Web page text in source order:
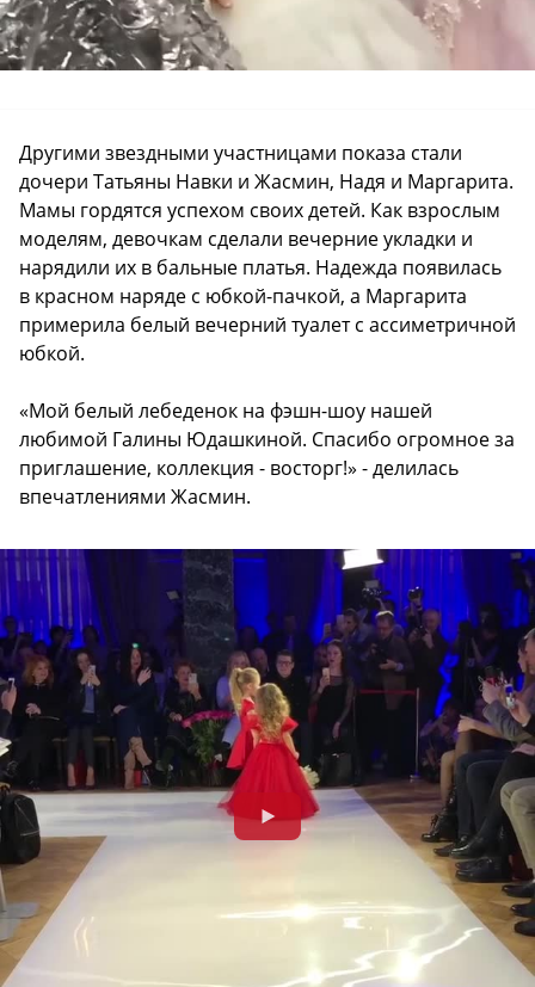
Другими звездными участницами показа стали
дочери Татьяны Навки и Жасмин, Надя и Маргарита.
Мамы гордятся успехом своих детей. Как взрослым
моделям, девочкам сделали вечерние укладки и
нарядили их в бальные платья. Надежда появилась
в красном наряде с юбкой-пачкой, а Маргарита
примерила белый вечерний туалет с ассиметричной
юбкой.
«Мой белый лебеденок на фэшн-шоу нашей
любимой Галины Юдашкиной. Спасибо огромное за
приглашение, коллекция - восторг!» - делилась
впечатлениями Жасмин.